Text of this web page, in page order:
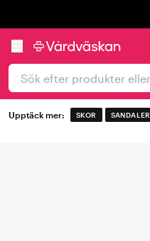
Upptäck mer: SKOR SANDALER